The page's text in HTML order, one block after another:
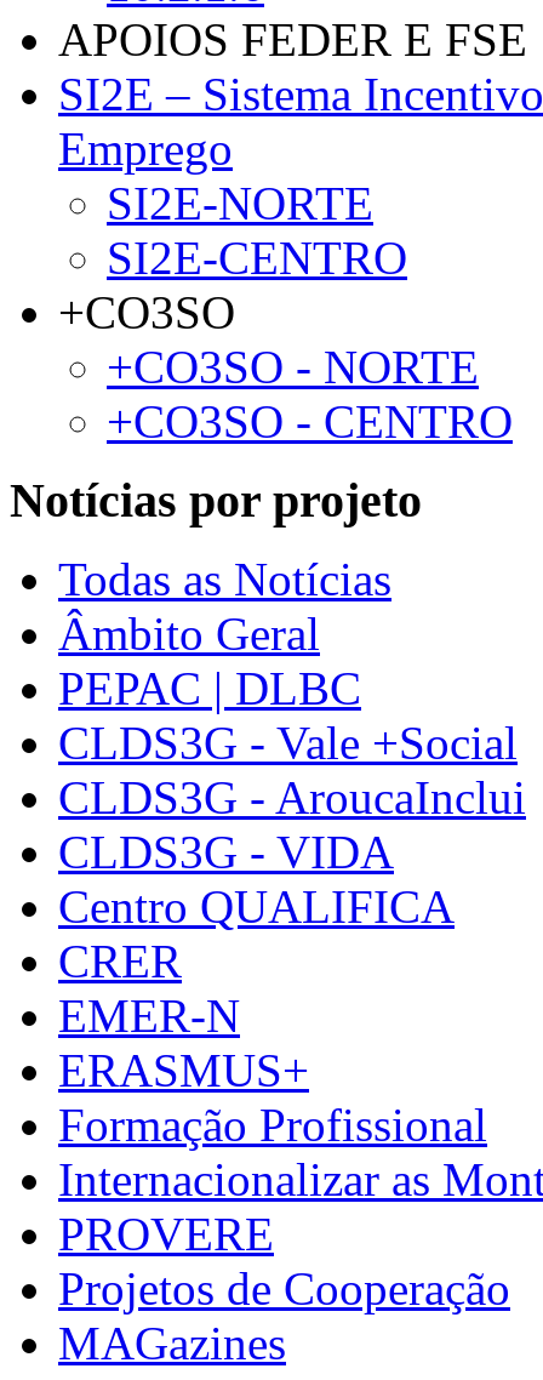
APOIOS FEDER E FSE
SI2E – Sistema
Emprego
SI2E-NORTE
SI2E-CENTRO
+CO3SO
+CO3SO - NORTE
+CO3SO - CENTRO
Notícias por projeto
Todas as Notícias
Âmbito Geral
PEPAC | DLBC
CLDS3G - Vale +Social
CLDS3G - AroucaInclui
CLDS3G - VIDA
Centro QUALIFICA
CRER
EMER-N
ERASMUS+
Formação Profissional
Internacionalizar as
PROVERE
Projetos de Cooperação
MAGazines